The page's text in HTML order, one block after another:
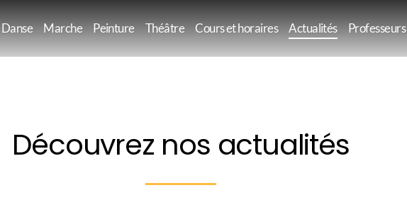
Danse Marche Peinture Théâtre Cours et horaires Actualités Professeurs
Découvrez nos actualités